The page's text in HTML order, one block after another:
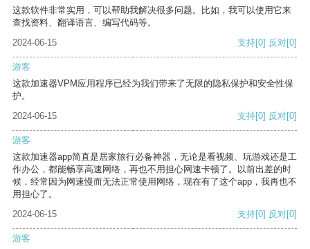
这款软件非常实用，可以帮助我解决很多问题。比如，我可以使用它来
查找资料、翻译语言、编写代码等。
2024-06-15
支持[0] 反对[0]
游客
这款加速器VPM应用程序已经为我们带来了无限的隐私保护和安全性保
护。
2024-06-15
支持[0] 反对[0]
游客
这款加速器app简直是居家旅行必备神器，无论是看视频、玩游戏还是工
作办公，都能畅享高速网络，再也不用担心网速卡顿了。以前出差的时
候，经常因为网速慢而无法正常使用网络，现在有了这个app，我再也不
用担心了。
2024-06-15
支持[0] 反对[0]
游客